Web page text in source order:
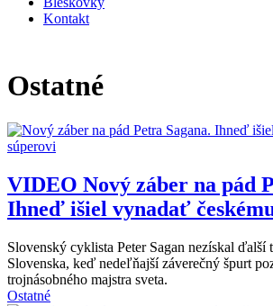
Kontakt
Ostatné
VIDEO Nový záber na pád
Ihneď išiel vynadať
Slovenský cyklista Peter Sagan nezískal ďalší
Slovenska, keď nedeľňajší záverečný špurt
trojnásobného majstra sveta.
Ostatné